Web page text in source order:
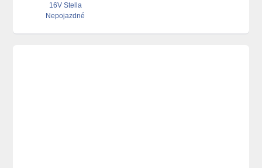
16V Stella
Nepojazdné